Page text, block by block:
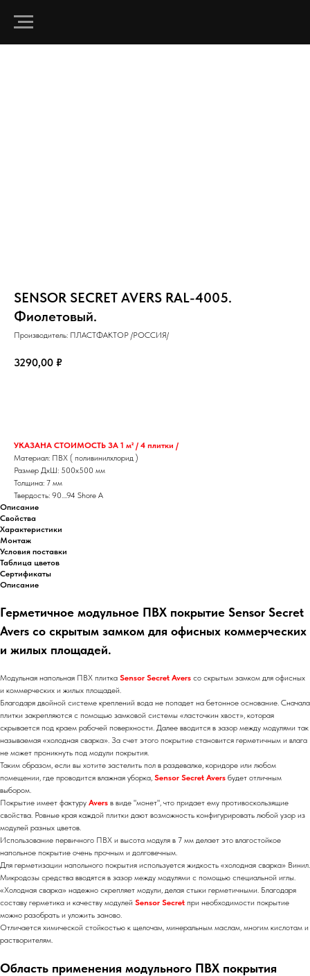
SENSOR SECRET AVERS RAL-4005.
Фиолетовый.
Производитель: ПЛАСТФАКТОР /РОССИЯ/
3290,00 ₽
УКАЗАНА СТОИМОСТЬ ЗА 1 м² / 4 плитки /
Материал: ПВХ ( поливинилхлорид )
Размер ДхШ: 500х500 мм
Толщина: 7 мм
Твердость: 90....94 Shore A
Описание
Свойства
Характеристики
Монтаж
Условия поставки
Таблица цветов
Сертификаты
Описание
Герметичное модульное ПВХ покрытие Sensor Secret
Avers со скрытым замком для офисных коммерческих
и жилых площадей.
Модульная напольная ПВХ плитка Sensor Secret Avers со скрытым замком для офисных
и коммерческих и жилых площадей.
Благодаря двойной системе креплений вода не попадет на бетонное основание. Сначала
плитки закрепляются с помощью замковой системы «ласточкин хвост», которая
скрывается под краем рабочей поверхности. Далее вводится в зазор между модулями так
называемая «холодная сварка». За счет этого покрытие становится герметичным и влага
не может проникнуть под модули покрытия.
Таким образом, если вы хотите застелить пол в раздевалке, коридоре или любом
помещении, где проводится влажная уборка, Sensor Secret Avers будет отличным
выбором.
Покрытие имеет фактуру Avers в виде "монет", что придает ему противоскользящие
свойства. Ровные края каждой плитки дают возможность конфигурировать любой узор из
модулей разных цветов.
Использование первичного ПВХ и высота модуля в 7 мм делает это влагостойкое
напольное покрытие очень прочным и долговечным.
Для герметизации напольного покрытия используется жидкость «холодная сварка» Винил.
Микродозы средства вводятся в зазор между модулями с помощью специальной иглы.
«Холодная сварка» надежно скрепляет модули, делая стыки герметичными. Благодаря
составу герметика и качеству модулей Sensor Secret при необходимости покрытие
можно разобрать и уложить заново.
Отличается химической стойкостью к щелочам, минеральным маслам, многим кислотам и
растворителям.
Область применения модульного ПВХ покрытия